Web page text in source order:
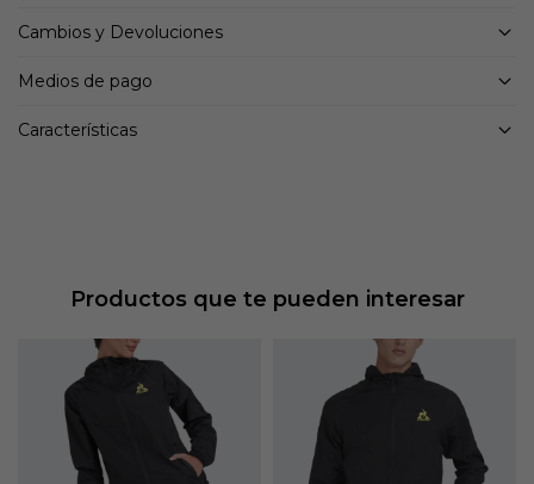
facilidad
práctica en una riñonera
para ganar visibilidad
Cambios y Devoluciones
Medios de pago
Características
Productos que te pueden interesar